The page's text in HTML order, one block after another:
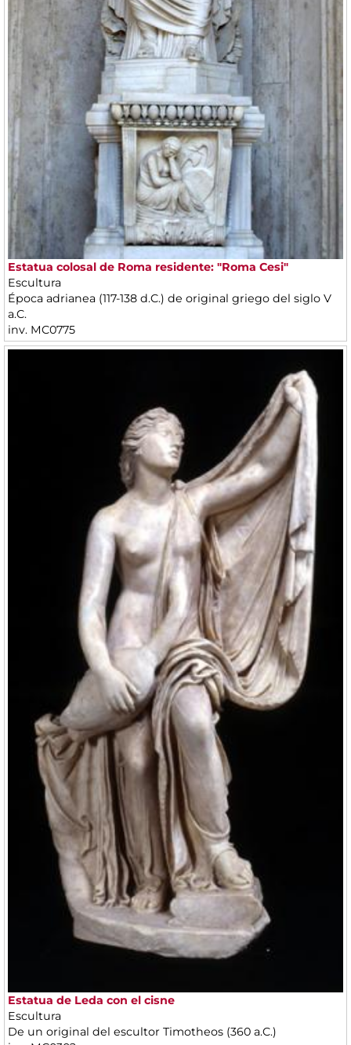
Estatua colosal de Roma residente: "Roma Cesi"
Escultura
Época adrianea (117-138 d.C.) de original griego del siglo V
a.C.
inv. MC0775
Estatua de Leda con el cisne
Escultura
De un original del escultor Timotheos (360 a.C.)